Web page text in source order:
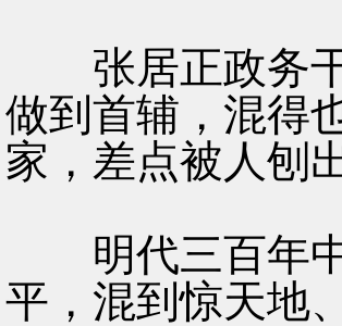
张居正政务干
做到首辅，混得
家，差点被人刨
明代三百年中
平，混到惊天地